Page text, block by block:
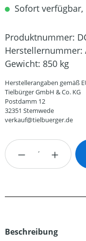
Sofort verfügbar,
Produktnummer:
Herstellernummer:
Gewicht: 850 kg
Herstellerangaben gemäß
Tielbürger GmbH & Co. KG
Postdamm 12
32351 Stemwede
verkauf@tielbuerger.de
Produkt
Beschreibung